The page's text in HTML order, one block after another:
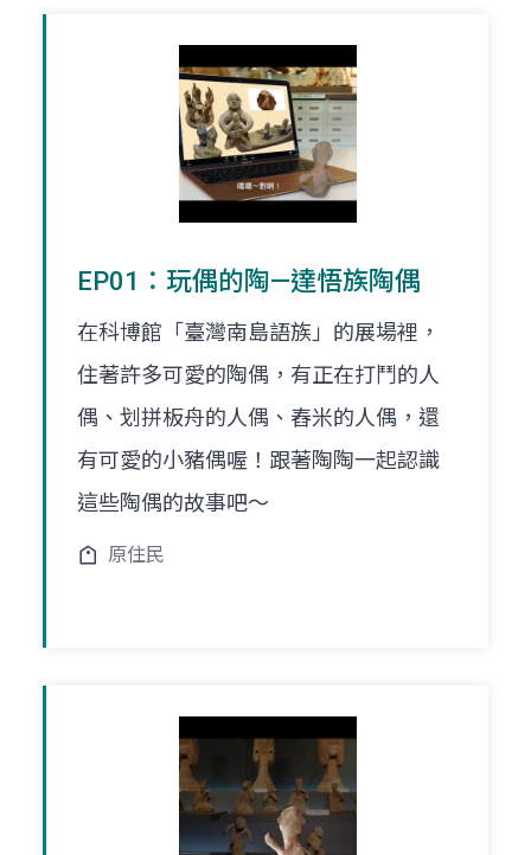
EP01：玩偶的陶—達悟族陶偶
在科博館「臺灣南島語族」的展場裡，
住著許多可愛的陶偶，有正在打鬥的人
偶、划拼板舟的人偶、舂米的人偶，還
有可愛的小豬偶喔！跟著陶陶一起認識
這些陶偶的故事吧～
原住民